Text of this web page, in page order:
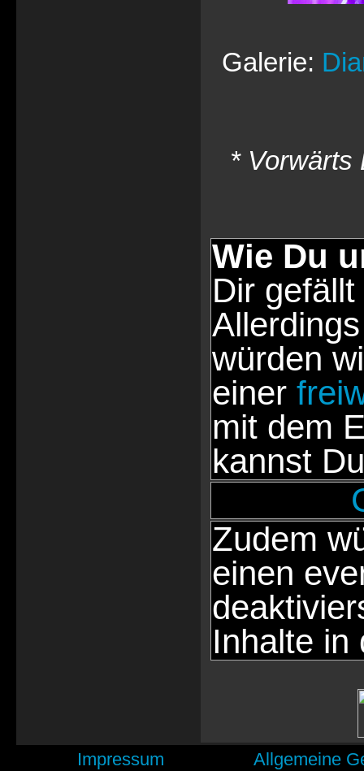
Galerie:
* Vorwärts
Wie Du
Dir
würden
einer
mit dem
kannst
Zudem
einen
Inhalte in
Impressum
Allgemeine